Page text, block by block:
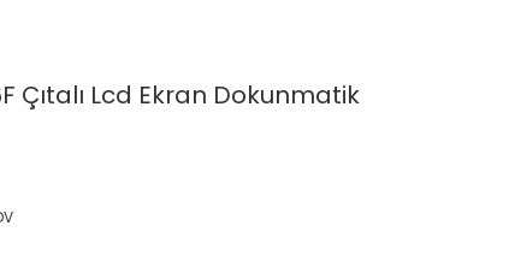
Çıtalı Lcd Ekran Dokunmatik